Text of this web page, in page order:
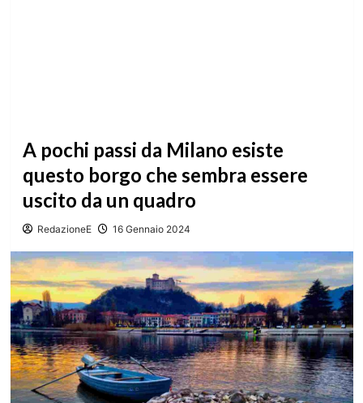
A pochi passi da Milano esiste
questo borgo che sembra essere
uscito da un quadro
RedazioneE 16 Gennaio 2024